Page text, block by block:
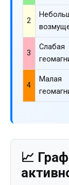
2
3
Слабая
4
Малая
📈